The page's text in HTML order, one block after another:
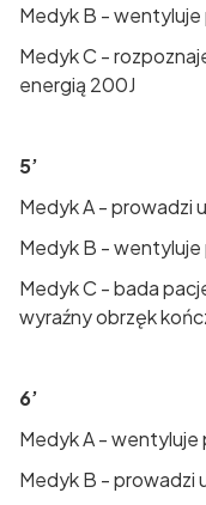
Medyk B -
Medyk C -
energią 200J
5’
Medyk A - prowadzi
Medyk B -
Medyk C - bada
wyraźny obrzęk
6’
Medyk A -
Medyk B - prowadzi